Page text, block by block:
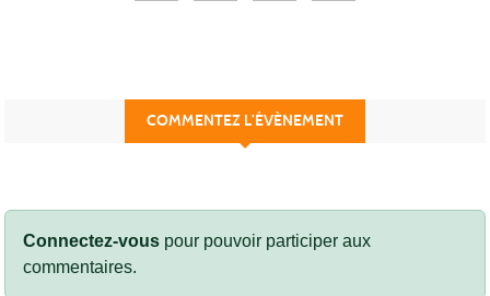
COMMENTEZ L’ÉVÈNEMENT
Connectez-vous pour pouvoir participer aux
commentaires.